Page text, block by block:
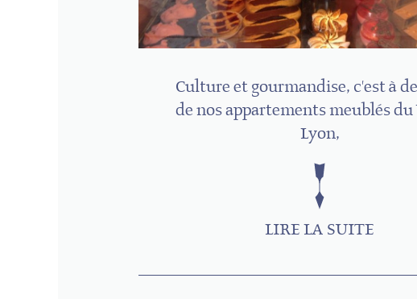
Culture et gourmandise, c'est à
de nos appartements meublés
Lyon,
LIRE LA SUITE